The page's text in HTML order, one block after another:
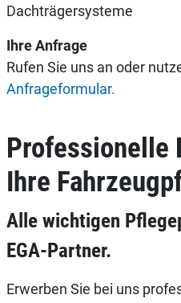
Dachträgersysteme
Ihre Anfrage
Rufen Sie uns an oder
Anfrageformular.
Professionelle
Ihre
Alle wichtigen
EGA-Partner.
Erwerben Sie bei uns